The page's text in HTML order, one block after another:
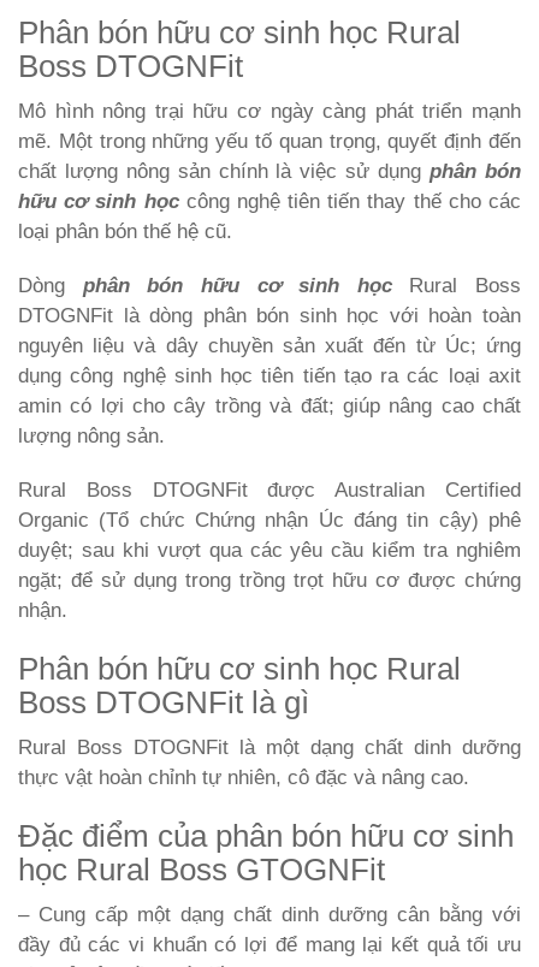
Phân bón hữu cơ sinh học Rural
Boss DTOGNFit
Mô hình nông trại hữu cơ ngày càng phát triển mạnh
mẽ. Một trong những yếu tố quan trọng, quyết định đến
chất lượng nông sản chính là việc sử dụngphân bón
hữu cơ sinh họccông nghệ tiên tiến thay thế cho các
loại phân bón thế hệ cũ.
Dòng phân bón hữu cơ sinh họcRural Boss
DTOGNFit là dòng phân bón sinh học với hoàn toàn
nguyên liệu và dây chuyền sản xuất đến từ Úc; ứng
dụng công nghệ sinh học tiên tiến tạo ra các loại axit
amin có lợi cho cây trồng và đất; giúp nâng cao chất
lượng nông sản.
Rural Boss DTOGNFit được Australian Certified
Organic (Tổ chức Chứng nhận Úc đáng tin cậy) phê
duyệt; sau khi vượt qua các yêu cầu kiểm tra nghiêm
ngặt; để sử dụng trong trồng trọt hữu cơ được chứng
nhận.
Phân bón hữu cơ sinh học Rural
Boss DTOGNFit là gì
Rural Boss DTOGNFit là một dạng chất dinh dưỡng
thực vật hoàn chỉnh tự nhiên, cô đặc và nâng cao.
Đặc điểm của phân bón hữu cơ sinh
học Rural Boss GTOGNFit
– Cung cấp một dạng chất dinh dưỡng cân bằng với
đầy đủ các vi khuẩn có lợi để mang lại kết quả tối ưu